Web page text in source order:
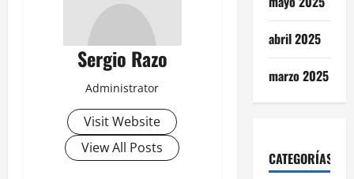
Sergio Razo
Administrator
Visit Website
View All Posts
abril 2025
marzo 2025
CATEGORÍAS